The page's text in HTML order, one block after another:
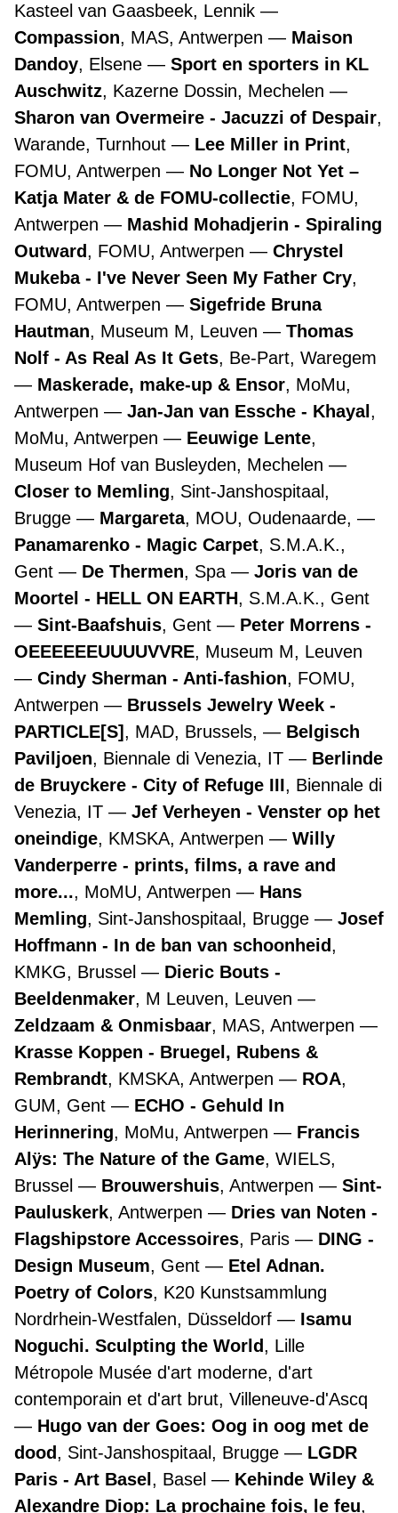
Kasteel van Gaasbeek, Lennik
Compassion, MAS, Antwerpen
Maison
Dandoy, Elsene
Sport en sporters in KL
Auschwitz, Kazerne Dossin, Mechelen
Sharon van Overmeire - Jacuzzi of Despair,
Warande, Turnhout
Lee Miller in Print,
FOMU, Antwerpen
No Longer Not Yet –
Katja Mater & de FOMU-collectie, FOMU,
Antwerpen
Mashid Mohadjerin - Spiraling
Outward, FOMU, Antwerpen
Chrystel
Mukeba - I've Never Seen My Father Cry,
FOMU, Antwerpen
Sigefride Bruna
Hautman, Museum M, Leuven
Thomas
Nolf - As Real As It Gets, Be-Part, Waregem
Maskerade, make-up & Ensor, MoMu,
Antwerpen
Jan-Jan van Essche - Khayal ,
MoMu, Antwerpen
Eeuwige Lente,
Museum Hof van Busleyden, Mechelen
Closer to Memling, Sint-Janshospitaal,
Brugge
Margareta, MOU, Oudenaarde,
Panamarenko - Magic Carpet, S.M.A.K.,
Gent
De Thermen, Spa
Joris van de
Moortel - HELL ON EARTH, S.M.A.K., Gent
Sint-Baafshuis, Gent
Peter Morrens -
OEEEEEEUUUUVVRE, Museum M, Leuven
Cindy Sherman - Anti-fashion, FOMU,
Antwerpen
Brussels Jewelry Week -
PARTICLE[S] , MAD, Brussels,
Belgisch
Paviljoen, Biennale di Venezia, IT
Berlinde
de Bruyckere - City of Refuge III, Biennale di
Venezia, IT
Jef Verheyen - Venster op het
oneindige, KMSKA, Antwerpen
Willy
Vanderperre - prints, films, a rave and
more..., MoMU, Antwerpen
Hans
Memling, Sint-Janshospitaal, Brugge
Josef
Hoffmann - In de ban van schoonheid,
KMKG, Brussel
Dieric Bouts -
Beeldenmaker, M Leuven, Leuven
Zeldzaam & Onmisbaar, MAS, Antwerpen
Krasse Koppen - Bruegel, Rubens &
Rembrandt, KMSKA, Antwerpen ROA,
GUM, Gent
ECHO - Gehuld In
Herinnering, MoMu, Antwerpen
Francis
Alÿs: The Nature of the Game, WIELS,
Brussel
Brouwershuis, Antwerpen
Sint-
Pauluskerk, Antwerpen
Dries van Noten -
Flagshipstore Accessoires, Paris
DING -
Design Museum, Gent
Etel Adnan.
Poetry of Colors, K20 Kunstsammlung
Nordrhein-Westfalen, Düsseldorf
Isamu
Noguchi. Sculpting the World, Lille
Métropole Musée d'art moderne, d'art
contemporain et d'art brut, Villeneuve-d'Ascq
Hugo van der Goes: Oog in oog met de
dood, Sint-Janshospitaal, Brugge
LGDR
Paris - Art Basel , Basel
Kehinde Wiley &
Alexandre Diop: La prochaine fois, le feu,